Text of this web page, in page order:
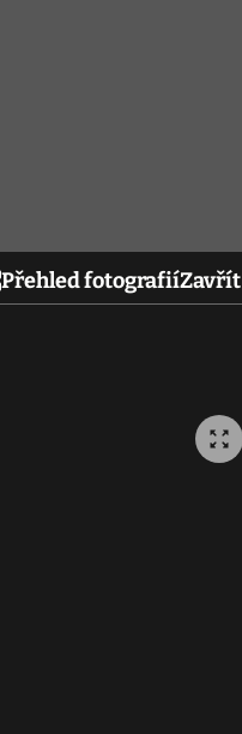
Přehled fotografiíZavřít